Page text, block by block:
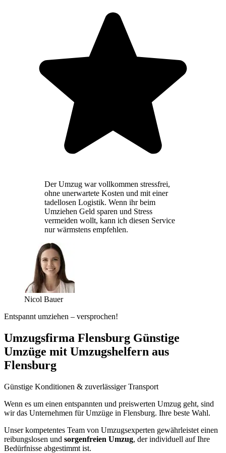
Der Umzug war vollkommen stressfrei,
ohne unerwartete Kosten und mit einer
tadellosen Logistik. Wenn ihr beim
Umziehen Geld sparen und Stress
vermeiden wollt, kann ich diesen Service
nur wärmstens empfehlen.
Nicol Bauer
Entspannt umziehen – versprochen!
Umzugsfirma Flensburg Günstige
Umzüge mit Umzugshelfern aus
Flensburg
Günstige Konditionen & zuverlässiger Transport
Wenn es um einen entspannten und preiswerten Umzug geht, sind
wir das Unternehmen für Umzüge in Flensburg. Ihre beste Wahl.
Unser kompetentes Team von Umzugsexperten gewährleistet einen
reibungslosen und sorgenfreien Umzug, der individuell auf Ihre
Bedürfnisse abgestimmt ist.